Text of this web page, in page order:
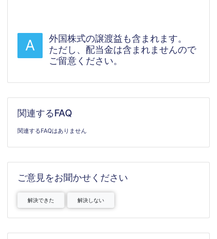
A
外国株式の譲渡益も含まれます。
ただし、配当金は含まれませんので
ご留意ください。
関連するFAQ
関連するFAQはありません
ご意見をお聞かせください
解決できた 解決しない